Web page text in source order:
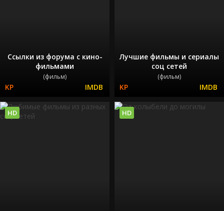
Ссылки из форума с кино-
фильмами
(фильм)
Лучшие фильмы и сериалы
соц сетей
(фильм)
HD HD